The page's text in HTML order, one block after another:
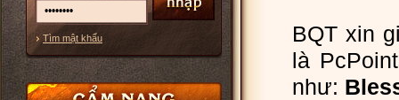
Tìm mật khẩu
BQT xin
là
như: